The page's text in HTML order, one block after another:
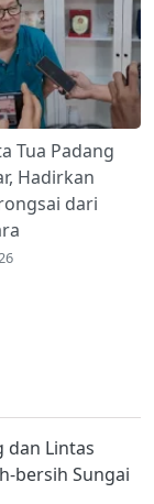
Tua Padang
Hadirkan
dari
dan Lintas
bersih Sungai